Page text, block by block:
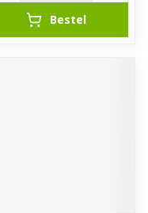
Bestel